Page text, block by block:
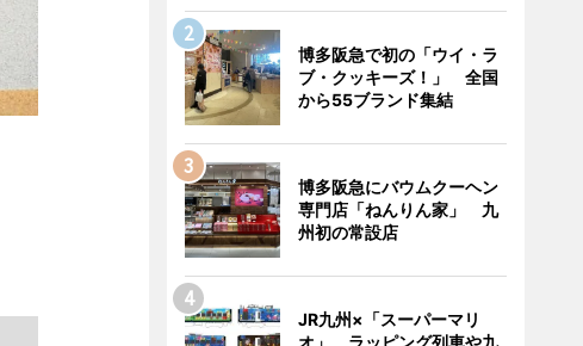
博多阪急で初の「ウイ・ラ
ブ・クッキーズ！」 全国
から55ブランド集結
博多阪急にバウムクーヘン
専門店「ねんりん家」 九
州初の常設店
JR九州×「スーパーマリ
オ」 ラッピング列車や九